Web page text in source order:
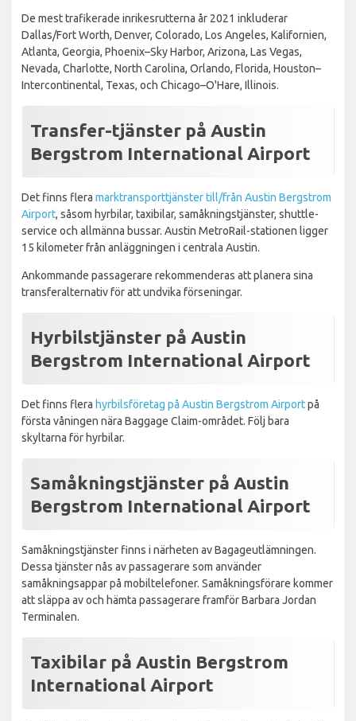
De mest trafikerade inrikesrutterna år 2021 inkluderar
Dallas/Fort Worth, Denver, Colorado, Los Angeles, Kalifornien,
Atlanta, Georgia, Phoenix–Sky Harbor, Arizona, Las Vegas,
Nevada, Charlotte, North Carolina, Orlando, Florida, Houston–
Intercontinental, Texas, och Chicago–O'Hare, Illinois.
Transfer-tjänster på Austin
Bergstrom International Airport
Det finns flera marktransporttjänster till/från Austin Bergstrom
Airport, såsom hyrbilar, taxibilar, samåkningstjänster, shuttle-
service och allmänna bussar. Austin MetroRail-stationen ligger
15 kilometer från anläggningen i centrala Austin.
Ankommande passagerare rekommenderas att planera sina
transferalternativ för att undvika förseningar.
Hyrbilstjänster på Austin
Bergstrom International Airport
Det finns flera hyrbilsföretag på Austin Bergstrom Airportpå
första våningen nära Baggage Claim-området. Följ bara
skyltarna för hyrbilar.
Samåkningstjänster på Austin
Bergstrom International Airport
Samåkningstjänster finns i närheten av Bagageutlämningen.
Dessa tjänster nås av passagerare som använder
samåkningsappar på mobiltelefoner. Samåkningsförare kommer
att släppa av och hämta passagerare framför Barbara Jordan
Terminalen.
Taxibilar på Austin Bergstrom
International Airport